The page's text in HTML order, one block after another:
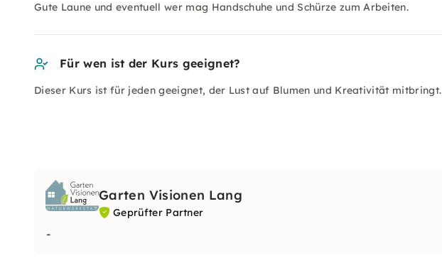
Gute Laune und eventuell wer mag Handschuhe und Schürze zum Arbeiten.
Für wen ist der Kurs geeignet?
Dieser Kurs ist für jeden geeignet, der Lust auf Blumen und Kreativität mitbringt.
Garten Visionen Lang
Geprüfter Partner
-